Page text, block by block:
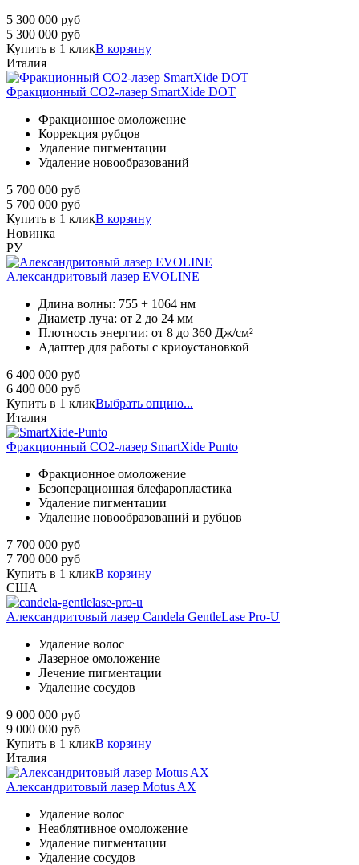
5 300 000 руб
5 300 000 руб
Купить в 1 кликВ корзину
Италия
Фракционный СО2-лазер SmartXide DOT
Фракционное омоложение
Коррекция рубцов
Удаление пигментации
Удаление новообразований
5 700 000 руб
5 700 000 руб
Купить в 1 кликВ корзину
Новинка
РУ
Александритовый лазер EVOLINE
Длина волны: 755 + 1064 нм
Диаметр луча: от 2 до 24 мм
Плотность энергии: от 8 до 360 Дж/см²
Адаптер для работы с криоустановкой
6 400 000 руб
6 400 000 руб
Купить в 1 кликВыбрать опцию...
Италия
Фракционный СО2-лазер SmartXide Punto
Фракционное омоложение
Безоперационная блефаропластика
Удаление пигментации
Удаление новообразований и рубцов
7 700 000 руб
7 700 000 руб
Купить в 1 кликВ корзину
США
Александритовый лазер Candela GentleLase Pro-U
Удаление волос
Лазерное омоложение
Лечение пигментации
Удаление сосудов
9 000 000 руб
9 000 000 руб
Купить в 1 кликВ корзину
Италия
Александритовый лазер Motus AX
Удаление волос
Неаблятивное омоложение
Удаление пигментации
Удаление сосудов